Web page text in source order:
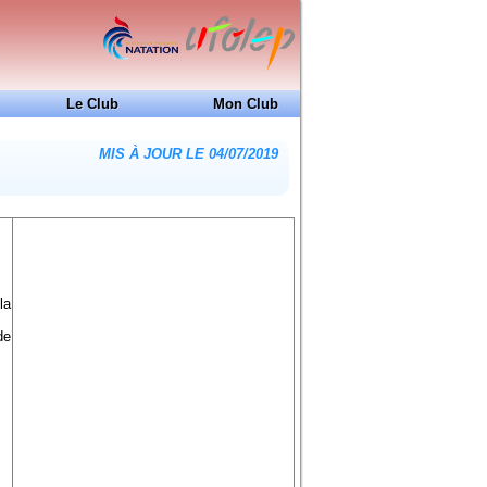
Le Club
Ecole de Natation Française
Mon Club
MIS À JOUR LE 04/07/2019